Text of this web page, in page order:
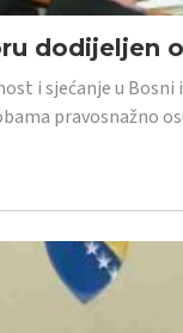
dodijeljen
i sjećanje u
pravosnažno